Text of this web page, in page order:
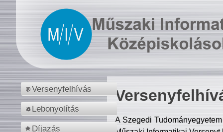
Versenyfelhívás
Lebonyolítás
Díjazás
A Szegedi